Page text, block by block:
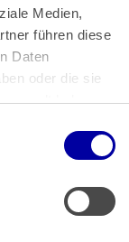
Medien,
führen diese
Daten
oder die sie
haben.